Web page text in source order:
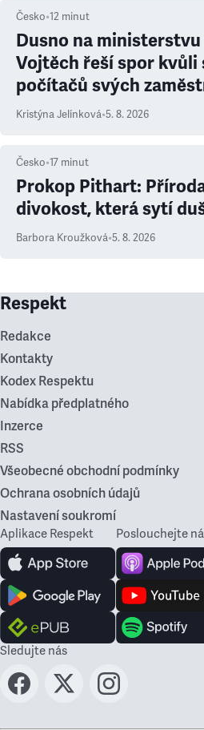
Česko•12 minut
Dusno na
Vojtěch řeší spor kvůli
počítačů svých
Kristýna Jelínková•5. 8. 2026
Česko•17 minut
Prokop Pithart:
divokost, která sytí
Barbora Kroužková•5. 8. 2026
Respekt
Redakce
Kontakty
Kodex Respektu
Nabídka předplatného
Inzerce
RSS
Všeobecné obchodní podmínky
Ochrana osobních údajů
Nastavení soukromí
Aplikace Respekt Poslouchejte
Sledujte nás